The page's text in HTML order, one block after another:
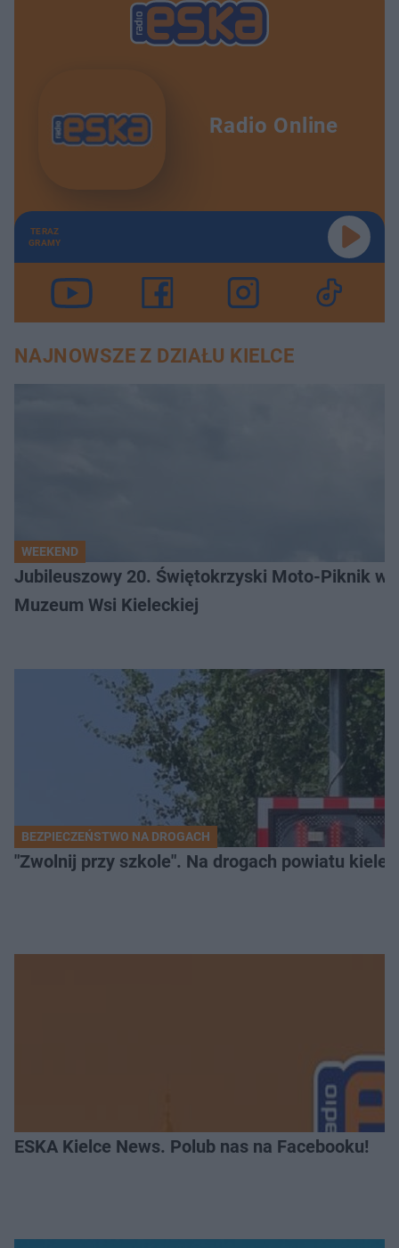
Radio Online
TERAZ
GRAMY
NAJNOWSZE Z DZIAŁU KIELCE
WEEKEND
Jubileuszowy 20. Świętokrzyski Moto-Piknik w
Muzeum Wsi Kieleckiej
BEZPIECZEŃSTWO NA DROGACH
"Zwolnij przy szkole". Na drogach powiatu
ESKA Kielce News. Polub nas na Facebooku!